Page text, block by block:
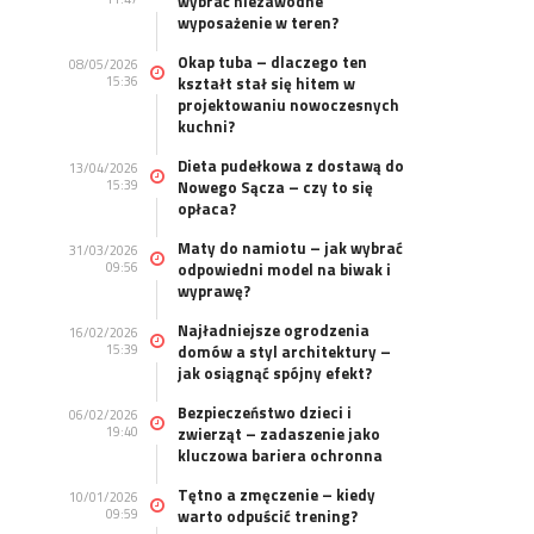
wyposażenie w teren?
08/05/2026
15:36
Okap tuba – dlaczego ten
kształt stał się hitem w
projektowaniu nowoczesnych
kuchni?
13/04/2026
15:39
Dieta pudełkowa z dostawą do
Nowego Sącza – czy to się
opłaca?
31/03/2026
09:56
Maty do namiotu – jak wybrać
odpowiedni model na biwak i
wyprawę?
16/02/2026
15:39
Najładniejsze ogrodzenia
domów a styl architektury –
jak osiągnąć spójny efekt?
06/02/2026
19:40
Bezpieczeństwo dzieci i
zwierząt – zadaszenie jako
kluczowa bariera ochronna
10/01/2026
09:59
Tętno a zmęczenie – kiedy
warto odpuścić trening?